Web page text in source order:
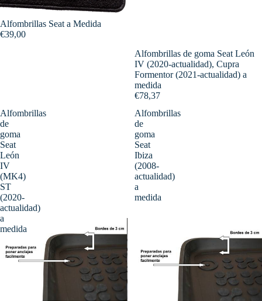
Alfombrillas Seat a Medida
€39,00
Alfombrillas de goma Seat León
IV (2020-actualidad), Cupra
Formentor (2021-actualidad) a
medida
€78,37
Alfombrillas
de
goma
Seat
León
IV
(MK4)
ST
(2020-
actualidad)
a
medida
Alfombrillas
de
goma
Seat
Ibiza
(2008-
actualidad)
a
medida